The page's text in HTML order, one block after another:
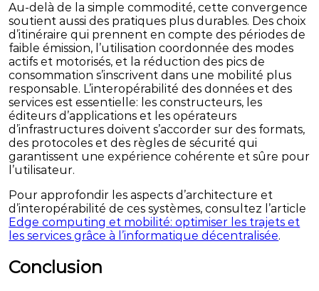
Au-delà de la simple commodité, cette convergence
soutient aussi des pratiques plus durables. Des choix
d’itinéraire qui prennent en compte des périodes de
faible émission, l’utilisation coordonnée des modes
actifs et motorisés, et la réduction des pics de
consommation s’inscrivent dans une mobilité plus
responsable. L’interopérabilité des données et des
services est essentielle: les constructeurs, les
éditeurs d’applications et les opérateurs
d’infrastructures doivent s’accorder sur des formats,
des protocoles et des règles de sécurité qui
garantissent une expérience cohérente et sûre pour
l’utilisateur.
Pour approfondir les aspects d’architecture et
d’interopérabilité de ces systèmes, consultez l’article
Edge computing et mobilité: optimiser les trajets et
les services grâce à l’informatique décentralisée.
Conclusion